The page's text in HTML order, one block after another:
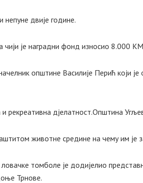
двије године.
чији је наградни фонд износио 8.000
општине Василије Перић
рекреативна дјелатност.Општина
животне средине на чему им
томболе је додијелио
Трнове.